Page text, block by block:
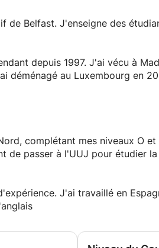
de Belfast. J'enseigne des
depuis 1997. J'ai vécu à
déménagé au Luxembourg en
complétant mes niveaux O
de passer à l'UUJ pour étudier
J'ai travaillé en